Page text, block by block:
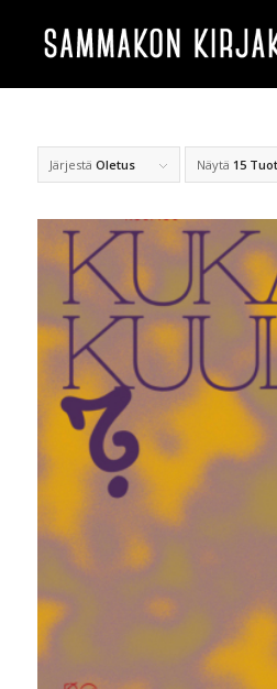
Järjestä Oletus Näytä 15